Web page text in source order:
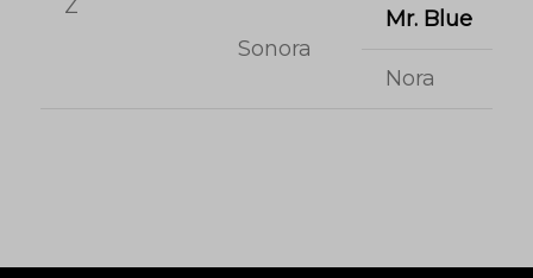
Z
Sonora
Mr. Blue
Nora